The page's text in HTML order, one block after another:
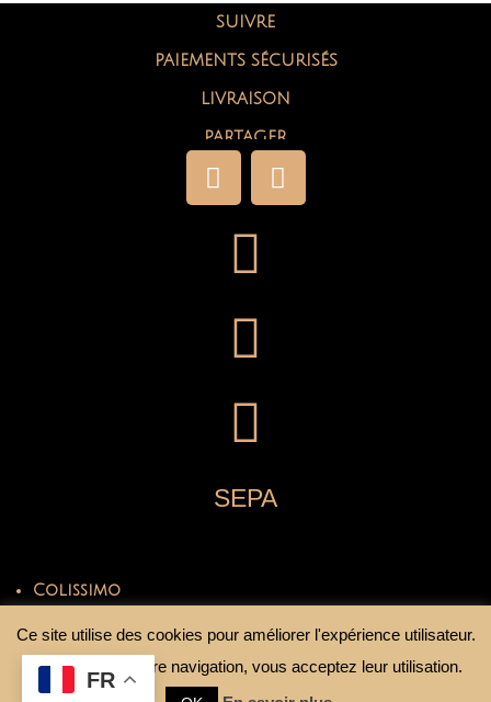
SUIVRE
PAIEMENTS SÉCURISÉS
LIVRAISON
PARTAGER
SEPA
Colissimo
Ce site utilise des cookies pour améliorer l'expérience utilisateur.
En continuant votre navigation, vous acceptez leur utilisation.
FR